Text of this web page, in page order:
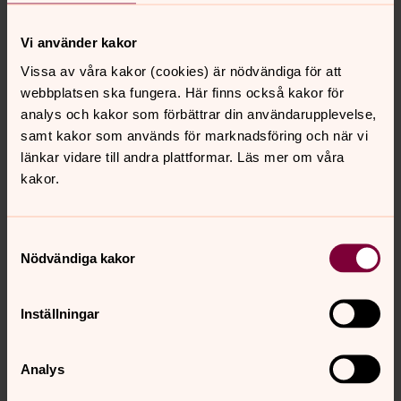
Vi använder kakor
Vissa av våra kakor (cookies) är nödvändiga för att
webbplatsen ska fungera. Här finns också kakor för
analys och kakor som förbättrar din användarupplevelse,
samt kakor som används för marknadsföring och när vi
länkar vidare till andra plattformar. Läs mer om våra
kakor.
Nödvändiga kakor
Inställningar
Analys
Paris(Ruffattiorgeln och Åkermanorgeln)
Vierne.Biljetter.
Söndag 19 juli kl 16.30
Paul Walton (Storbritannien): Mysticism and
Playfulness (Ruffattiorgeln)
Musik av Whitlock, Tournemire, Andrée, Mathias,
Manning och Widor.Biljetter.
Gergö Csorba(Ungern):From Hogwarths to the
Musik av Zimmer, Morricone, Williams, Schifrin och
Söndag 2 augusti kl 16.30
Musik av
Klička, Guilmant, Vierne och Eben.
.